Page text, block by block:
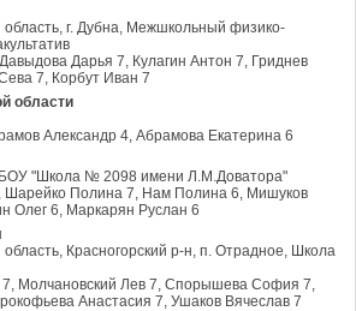
область, г. Дубна, Межшкольный физико-
Дарья 7, Кулагин Антон 7, Гриднев
7, Корбут Иван 7
области
Александр 4, Абрамова Екатерина 6
"Школа № 2098 имени Л.М.Доватора"
Шарейко Полина 7, Нам Полина 6, Мишуков
Олег 6, Маркарян Руслан 6
область, Красногорский р-н, п. Отрадное, Школа
7, Молчановский Лев 7, Спорышева София 7,
Анастасия 7, Ушаков Вячеслав 7